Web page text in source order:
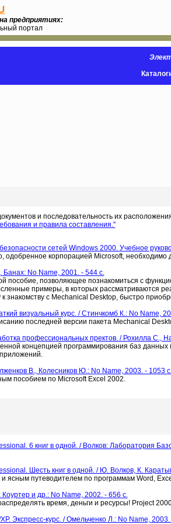
предприятиях:
портал
и последовательность их
и правила составления.''
сетей Windows 2000. Учебное
одобренное корпорацией Microsoft,
Банах: No Name, 2001. - 544 c.
пособие, позволяющее познакомиться с
примеры, в которых рассматриваются
знакомству с Mechanical Desktop, быстро
визуальный курс. / Стинчкомб К.: No Name,
последней версии пакета Mechanical
профессиональных пректов. / Рохилла С.,
концепцией программирования баз
В., Колесников Ю.: No Name, 2003. - 1053
пособием по Microsoft Excel 2002.
6 книг в одной. / Волков: Лаборатория
Шесть книг в одной. / Ю. Волков, К.
ясным путеводителем по программам Word,
Коуртер и др.: No Name, 2002. - 656 c.
время, деньги и ресурсы! Project
Экспресс-курс. / Омельченко Л.: No Name,